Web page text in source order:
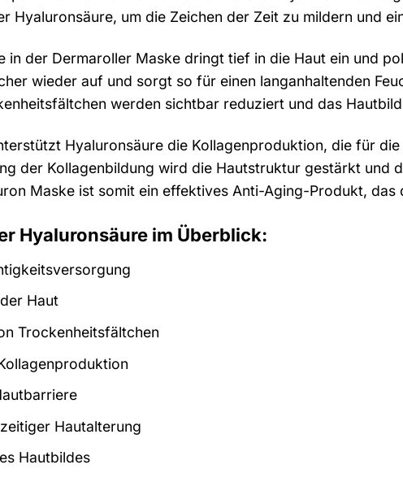
Hyaluronsäure, um die Zeichen der Zeit zu mildern und
in der Dermaroller Maske dringt tief in die Haut ein und
wieder auf und sorgt so für einen langanhaltenden
werden sichtbar reduziert und das
Hyaluronsäure die Kollagenproduktion, die für
der Kollagenbildung wird die Hautstruktur gestärkt und
Maske ist somit ein effektives Anti-Aging-Produkt, das
Hyaluronsäure im Überblick:
Haut
Trockenheitsfältchen
Hautalterung
Hautbildes